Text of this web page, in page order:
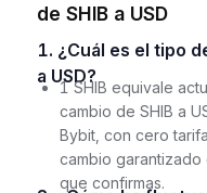
de SHIB a USD
1. ¿Cuál es el tipo de cambio actual de 1 SHIB
a USD?
1 SHIB equivale
cambio de SHIB a
Bybit, con cero
cambio
que confirmas.